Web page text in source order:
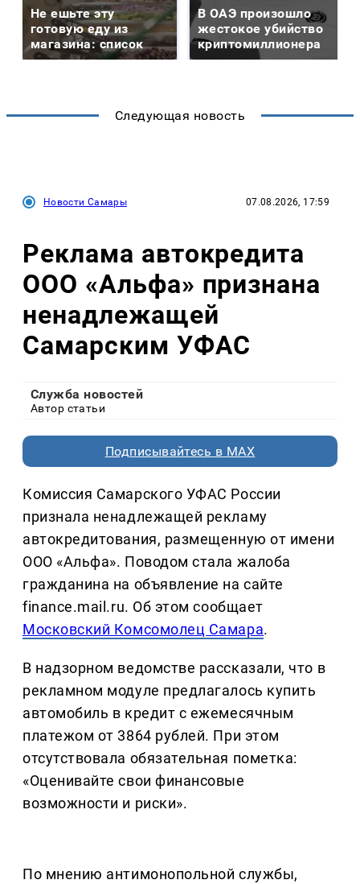
Не ешьте эту
готовую еду из
магазина: список
В ОАЭ произошло
жестокое убийство
криптомиллионера
Следующая новость
Новости Самары 07.08.2026, 17:59
Реклама автокредита
ООО «Альфа» признана
ненадлежащей
Самарским УФАС
Служба новостей
Автор статьи
Подписывайтесь в MAX
Комиссия Самарского УФАС России
признала ненадлежащей рекламу
автокредитования, размещенную от имени
ООО «Альфа». Поводом стала жалоба
гражданина на объявление на сайте
finance.mail.ru. Об этом сообщает
Московский Комсомолец Самара.
В надзорном ведомстве рассказали, что в
рекламном модуле предлагалось купить
автомобиль в кредит с ежемесячным
платежом от 3864 рублей. При этом
отсутствовала обязательная пометка:
«Оценивайте свои финансовые
возможности и риски».
По мнению антимонопольной службы,